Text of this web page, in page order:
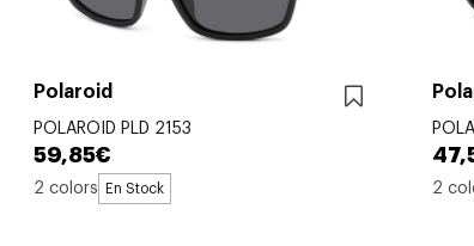
Polaroid
POLAROID PLD 2153
59,85€
2 colors En Stock 2